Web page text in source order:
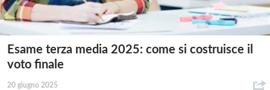
Esame terza media 2025: come si costruisce il
voto finale
20 giugno 2025